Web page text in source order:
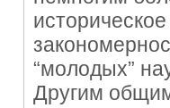
“молодых”
Другим